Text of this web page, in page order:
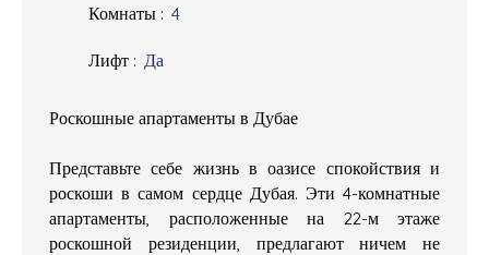
Комнаты : 4
Лифт : Да
Роскошные апартаменты в Дубае
Представьте себе жизнь в оазисе спокойствия и
роскоши в самом сердце Дубая. Эти 4-комнатные
апартаменты, расположенные на 22-м этаже
роскошной резиденции, предлагают ничем не